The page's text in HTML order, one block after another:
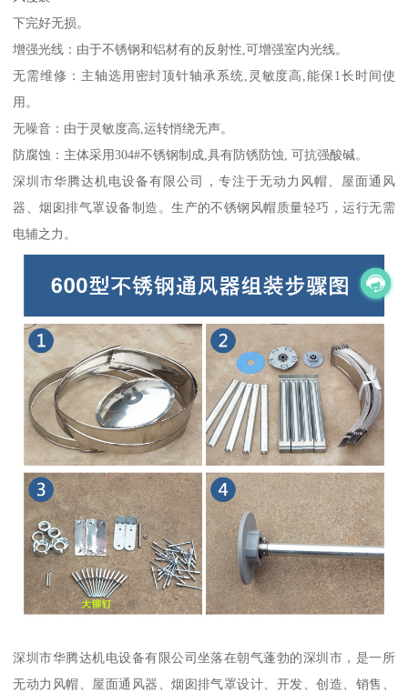
下完好无损。
增强光线：由于不锈钢和铝材有的反射性,可增强室内光线。
无需维修：主轴选用密封顶针轴承系统,灵敏度高,能保1长时间使
用。
无噪音：由于灵敏度高,运转悄绕无声。
防腐蚀：主体采用304#不锈钢制成,具有防锈防蚀, 可抗强酸碱。
深圳市华腾达机电设备有限公司，专注于无动力风帽、屋面通风
器、烟囱排气罩设备制造。生产的不锈钢风帽质量轻巧，运行无需
电辅之力。
深圳市华腾达机电设备有限公司坐落在朝气蓬勃的深圳市，是一所
无动力风帽、屋面通风器、烟囱排气罩设计、开发、创造、销售、